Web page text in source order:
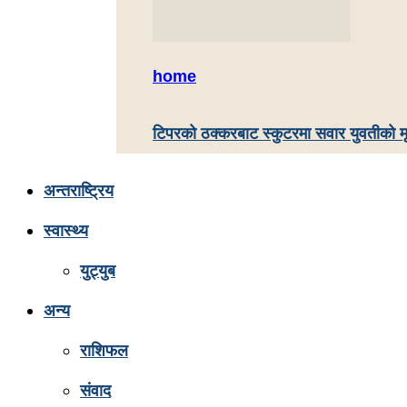
home
टिपरको ठक्करबाट स्कुटरमा सवार युवतीको
अन्तराष्ट्रिय
स्वास्थ्य
युट्युब
अन्य
राशिफल
संवाद